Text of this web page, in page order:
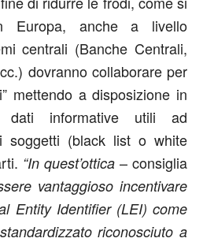
Europa, anche a livello
centrali (Banche Centrali,
dovranno collaborare per
mettendo a disposizione in
informative utili ad
soggetti (black list o white
“In quest’ottica – consiglia
vantaggioso incentivare
Entity Identifier (LEI) come
riconosciuto a